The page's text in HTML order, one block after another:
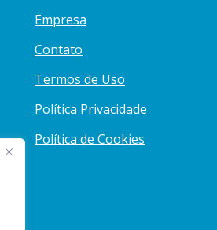
Empresa
Contato
Termos de Uso
Política Privacidade
Política de Cookies